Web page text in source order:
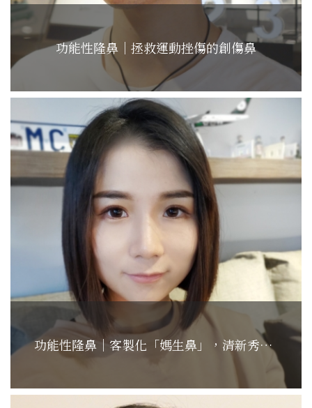
功能性隆鼻｜拯救運動挫傷的創傷鼻
功能性隆鼻｜客製化「媽生鼻」，清新秀氣更加自信!...